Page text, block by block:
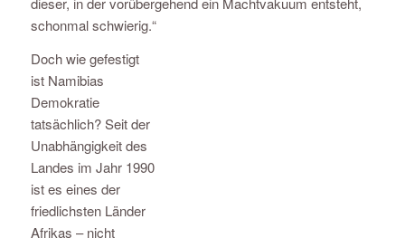
schonmal schwierig.“
Doch wie gefestigt
ist Namibias
Demokratie
tatsächlich? Seit der
Unabhängigkeit des
Landes im Jahr 1990
ist es eines der
friedlichsten Länder
Afrikas – nicht